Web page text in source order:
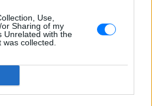
Use,
Sharing of my
Unrelated with the
collected.
Ιράν σκληραίνει τους
του Ορμούζ
της Τζαζάν μετά από επίθεση
αποχώρηση αμερικανικών
αποζημιώσεις πριν ανοίξει η